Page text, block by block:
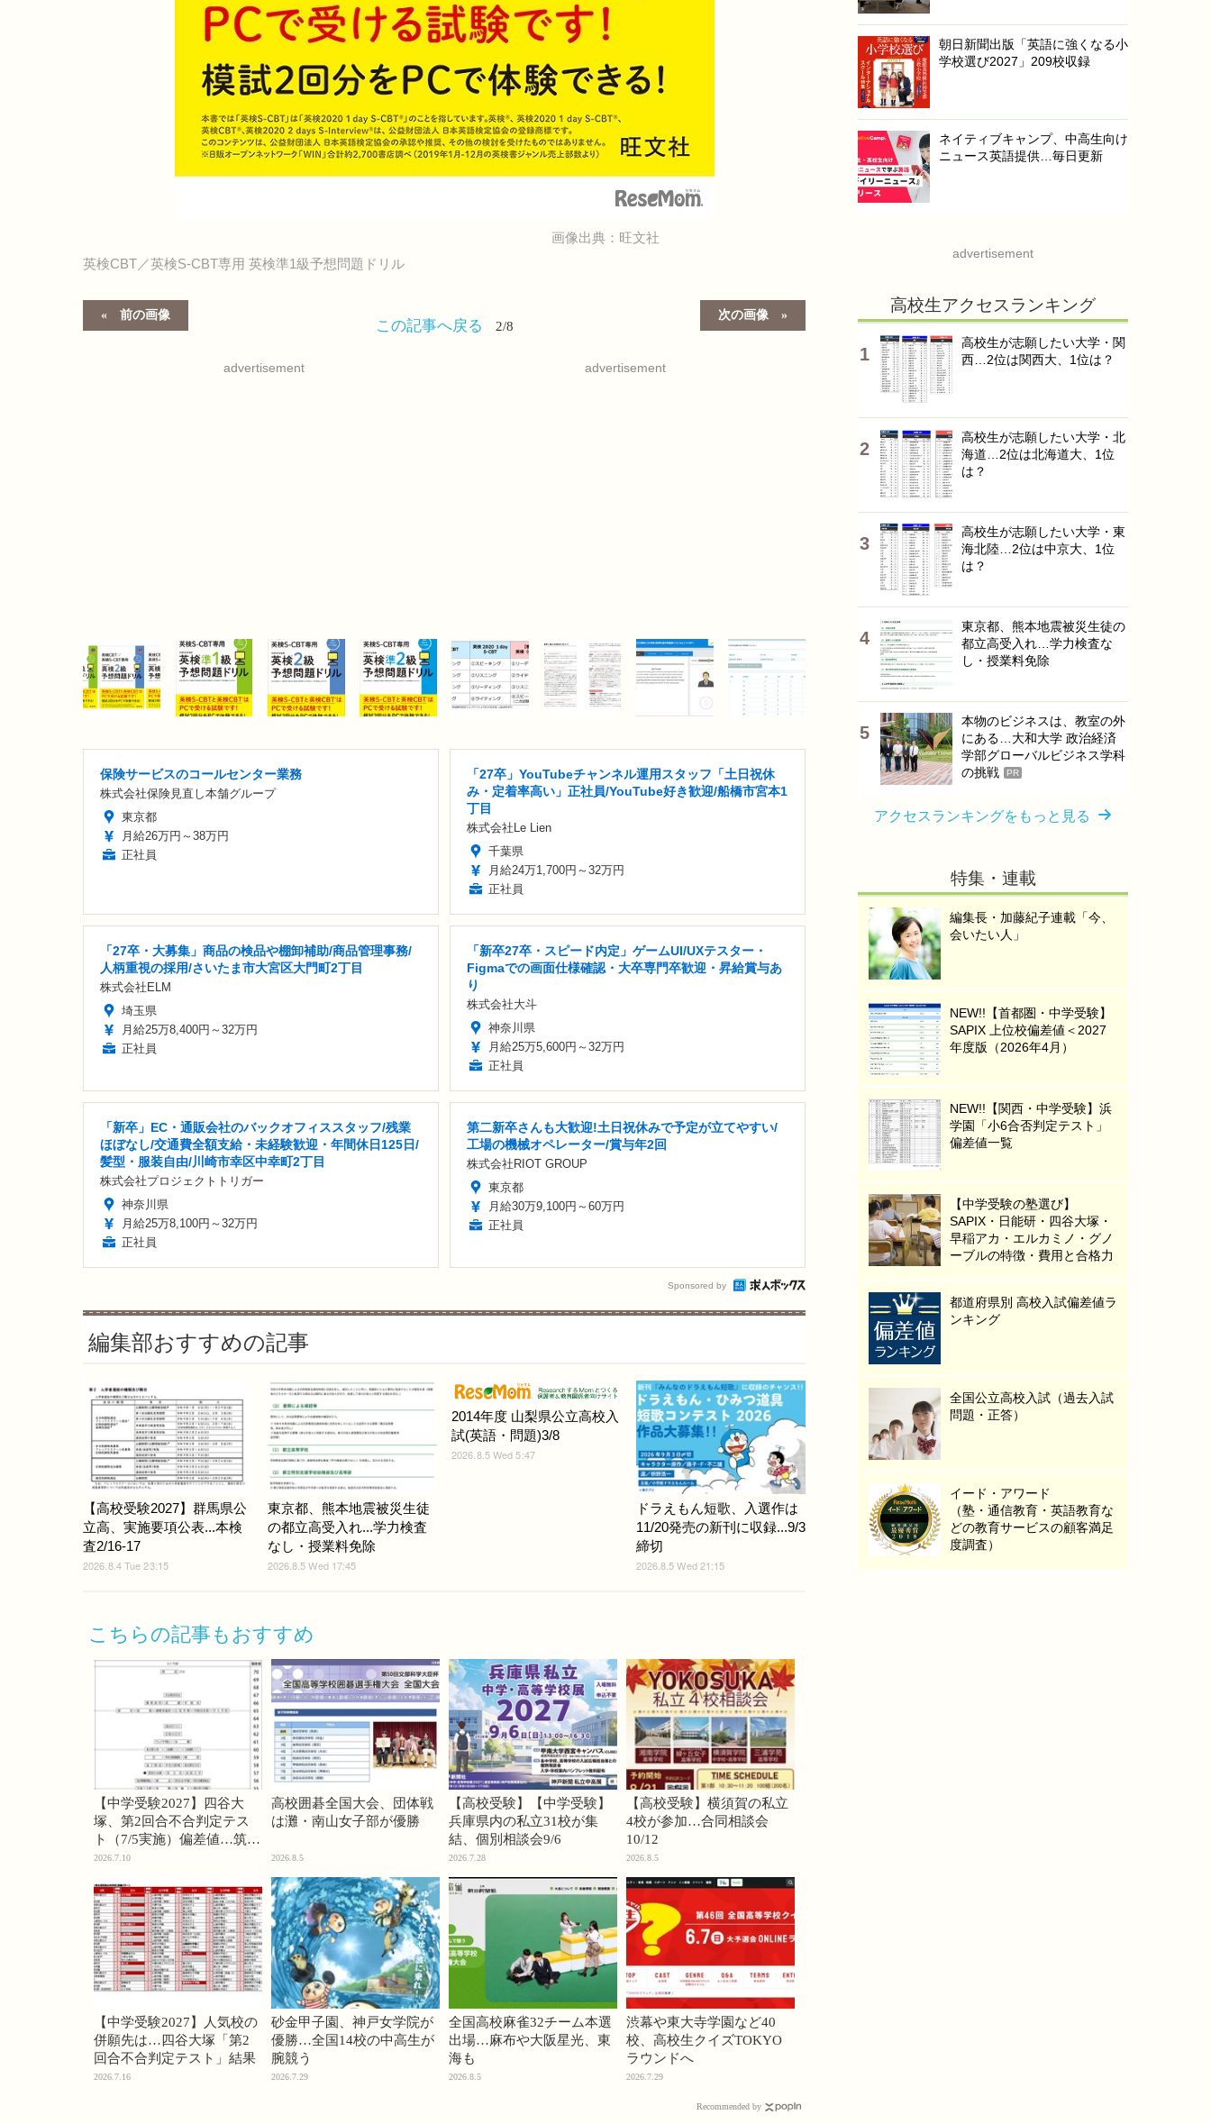
画像出典：旺文社
英検CBT／英検S-CBT専用 英検準1級予想問題ドリル
前の画像 次の画像
この記事へ戻る 2/8
advertisement advertisement
保険サービスのコールセンター業務
株式会社保険見直し本舗グループ
東京都
月給26万円～38万円
正社員
「27卒」YouTubeチャンネル運用スタッフ「土日祝休
み・定着率高い」正社員/YouTube好き歓迎/船橋市宮本1
丁目
株式会社Le Lien
千葉県
月給24万1,700円～32万円
正社員
「27卒・大募集」商品の検品や棚卸補助/商品管理事務/
人柄重視の採用/さいたま市大宮区大門町2丁目
株式会社ELM
埼玉県
月給25万8,400円～32万円
正社員
「新卒27卒・スピード内定」ゲームUI/UXテスター・
Figmaでの画面仕様確認・大卒専門卒歓迎・昇給賞与あ
り
株式会社大斗
神奈川県
月給25万5,600円～32万円
正社員
「新卒」EC・通販会社のバックオフィススタッフ/残業
ほぼなし/交通費全額支給・未経験歓迎・年間休日125日/
髪型・服装自由/川崎市幸区中幸町2丁目
株式会社プロジェクトトリガー
神奈川県
月給25万8,100円～32万円
正社員
第二新卒さんも大歓迎!土日祝休みで予定が立てやすい/
工場の機械オペレーター/賞与年2回
株式会社RIOT GROUP
東京都
月給30万9,100円～60万円
正社員
Sponsored by
編集部おすすめの記事
【高校受験2027】群馬県公
立高、実施要項公表...本検
査2/16-17
2026.8.4 Tue 23:15
東京都、熊本地震被災生徒
の都立高受入れ...学力検査
なし・授業料免除
2026.8.5 Wed 17:45
2014年度 山梨県公立高校入
試(英語・問題)3/8
2026.8.5 Wed 5:47
ドラえもん短歌、入選作は
11/20発売の新刊に収録...9/3
締切
2026.8.5 Wed 21:15
こちらの記事もおすすめ
【中学受験2027】四谷大
塚、第2回合不合判定テス
ト（7/5実施）偏差値…筑駒
74・桜蔭70＜PR＞
2026.7.10
高校囲碁全国大会、団体戦
は灘・南山女子部が優勝
2026.8.5
【高校受験】【中学受験】
兵庫県内の私立31校が集
結、個別相談会9/6
2026.7.28
【高校受験】横須賀の私立
4校が参加…合同相談会
10/12
2026.8.5
【中学受験2027】人気校の
併願先は…四谷大塚「第2
回合不合判定テスト」結果
2026.7.16
砂金甲子園、神戸女学院が
優勝…全国14校の中高生が
腕競う
2026.7.29
全国高校麻雀32チーム本選
出場…麻布や大阪星光、東
海も
2026.8.5
渋幕や東大寺学園など40
校、高校生クイズTOKYO
ラウンドへ
2026.7.29
Recommended by
朝日新聞出版「英語に強くなる小
学校選び2027」209校収録
ネイティブキャンプ、中高生向け
ニュース英語提供…毎日更新
advertisement
高校生アクセスランキング
高校生が志願したい大学・関
西…2位は関西大、1位は？
高校生が志願したい大学・北
海道…2位は北海道大、1位
は？
高校生が志願したい大学・東
海北陸…2位は中京大、1位
は？
東京都、熊本地震被災生徒の
都立高受入れ…学力検査な
し・授業料免除
本物のビジネスは、教室の外
にある…大和大学 政治経済
学部グローバルビジネス学科
の挑戦
PR
アクセスランキングをもっと見る
特集・連載
編集長・加藤紀子連載「今、
会いたい人」
NEW!!【首都圏・中学受験】
SAPIX 上位校偏差値＜2027
年度版（2026年4月）
NEW!!【関西・中学受験】浜
学園「小6合否判定テスト」
偏差値一覧
【中学受験の塾選び】
SAPIX・日能研・四谷大塚・
早稲アカ・エルカミノ・グノ
ーブルの特徴・費用と合格力
都道府県別 高校入試偏差値ラ
ンキング
全国公立高校入試（過去入試
問題・正答）
イード・アワード
（塾・通信教育・英語教育な
どの教育サービスの顧客満足
度調査）